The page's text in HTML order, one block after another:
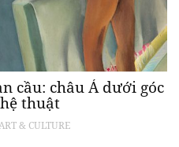
cầu: châu Á dưới góc
thuật
& CULTURE